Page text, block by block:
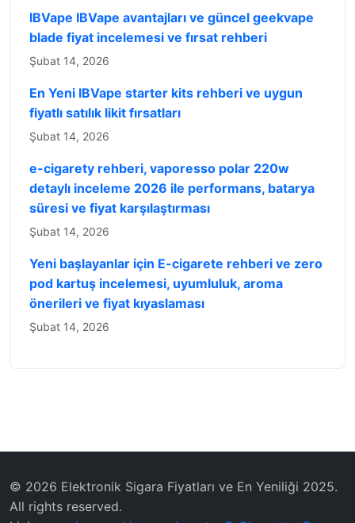
IBVape IBVape avantajları ve güncel geekvape
blade fiyat incelemesi ve fırsat rehberi
Şubat 14, 2026
En Yeni IBVape starter kits rehberi ve uygun
fiyatlı satılık likit fırsatları
Şubat 14, 2026
e-cigarety rehberi, vaporesso polar 220w
detaylı inceleme 2026 ile performans, batarya
süresi ve fiyat karşılaştırması
Şubat 14, 2026
Yeni başlayanlar için E-cigarete rehberi ve zero
pod kartuş incelemesi, uyumluluk, aroma
önerileri ve fiyat kıyaslaması
Şubat 14, 2026
© 2026 Elektronik Sigara Fiyatları ve En Yeniliği 2025.
All rights reserved.